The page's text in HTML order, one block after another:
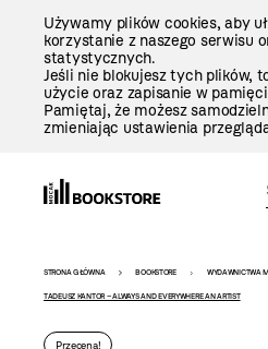
Używamy plików cookies, aby
korzystanie z naszego serwisu
statystycznych.
Jeśli nie blokujesz tych plików,
użycie oraz zapisanie w
Pamiętaj, że możesz
zmieniając ustawienia
Bookstore
-
szablon
STRONA GŁÓWNA BOOKSTORE WYDAWNICTWA
TADEUSZ KANTOR – ALWAYS AND EVERYWHERE AN ARTIST
Przecena!